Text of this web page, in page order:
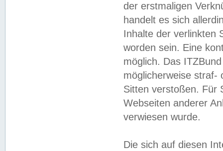
der erstmaligen
handelt es sich
Inhalte der verlinkten
worden sein. Eine
möglich. Das
möglicherweise straf-
Sitten verstoßen. Für
Webseiten anderer
verwiesen wurde.
Die sich auf diesen